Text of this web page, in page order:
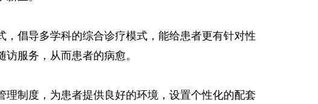
导多学科的综合诊疗模式，能给患者更有针对性
服务，从而患者的病愈。
度，为患者提供良好的环境，设置个性化的配套